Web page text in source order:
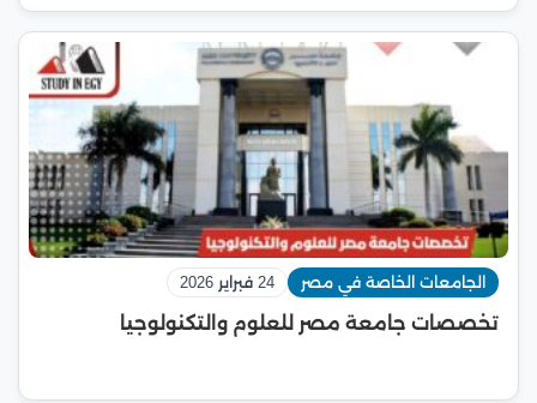
الجامعات الخاصة في مصر 24 فبراير 2026
تخصصات جامعة مصر للعلوم والتكنولوجيا